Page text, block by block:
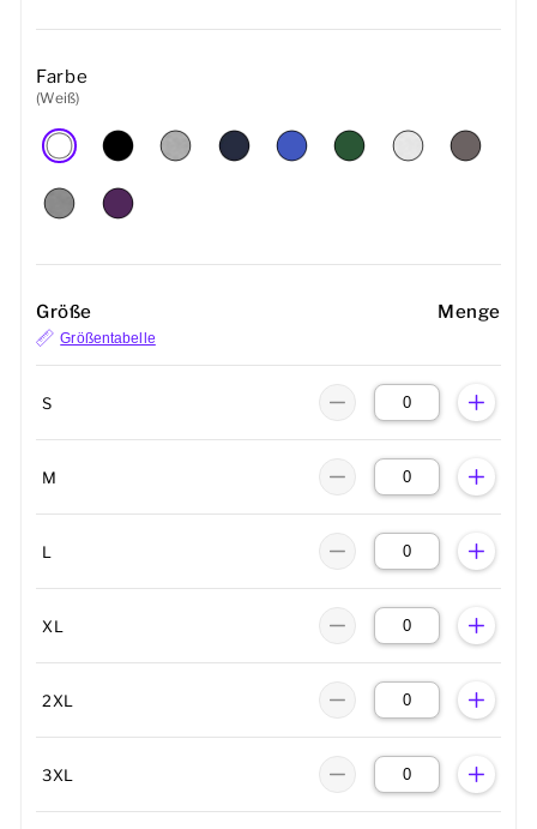
Farbe
(Weiß)
Größe Menge
Größentabelle
S
M
L
XL
2XL
3XL